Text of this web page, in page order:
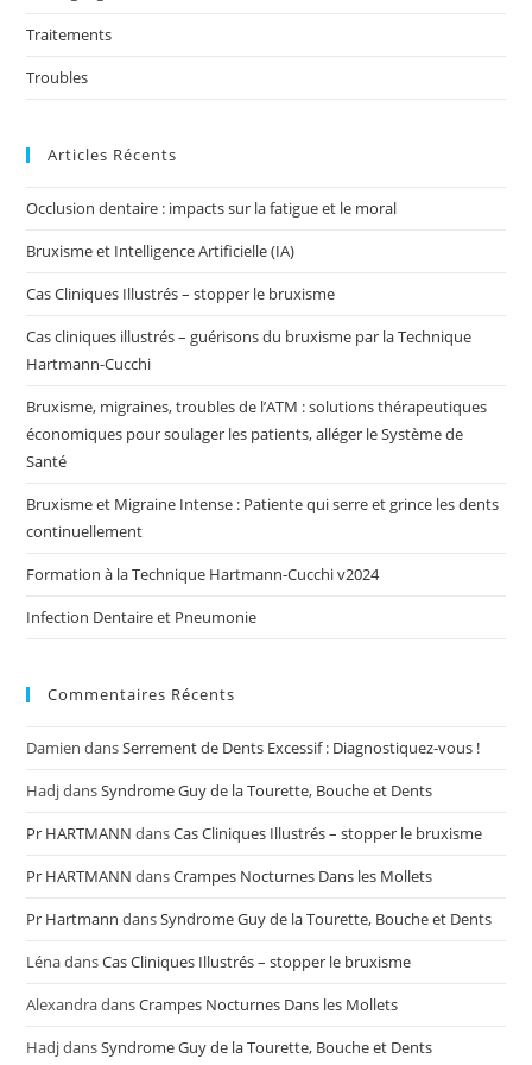
Traitements
Troubles
Articles Récents
Occlusion dentaire : impacts sur la fatigue et le moral
Bruxisme et Intelligence Artificielle (IA)
Cas Cliniques Illustrés – stopper le bruxisme
Cas cliniques illustrés – guérisons du bruxisme par la Technique
Hartmann-Cucchi
Bruxisme, migraines, troubles de l’ATM : solutions thérapeutiques
économiques pour soulager les patients, alléger le Système de
Santé
Bruxisme et Migraine Intense : Patiente qui serre et grince les dents
continuellement
Formation à la Technique Hartmann-Cucchi v2024
Infection Dentaire et Pneumonie
Commentaires Récents
Damien dansSerrement de Dents Excessif : Diagnostiquez-vous !
HadjdansSyndrome Guy de la Tourette, Bouche et Dents
Pr HARTMANN dansCas Cliniques Illustrés – stopper le bruxisme
Pr HARTMANN dansCrampes Nocturnes Dans les Mollets
Pr Hartmann dansSyndrome Guy de la Tourette, Bouche et Dents
LénadansCas Cliniques Illustrés – stopper le bruxisme
AlexandradansCrampes Nocturnes Dans les Mollets
HadjdansSyndrome Guy de la Tourette, Bouche et Dents